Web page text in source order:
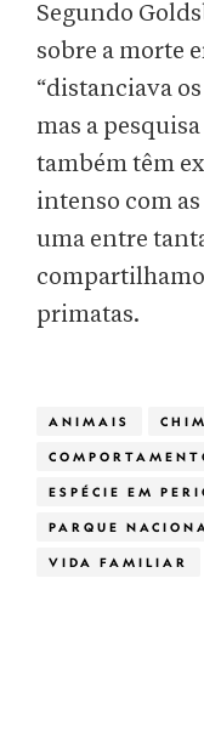
Segundo
sobre a morte
“distanciava
mas a
também têm
intenso com as
uma entre
primatas.
ANIMAIS
ESPÉCIE EM
PARQUE
VIDA FAMILIAR